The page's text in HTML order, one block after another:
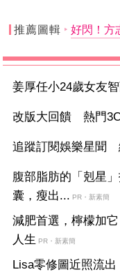
推薦圖輯 好閃！方
姜厚任小24歲女友
改版大回饋 熱門
追蹤訂閱娛樂星聞
腹部脂肪的「剋星
囊，瘦出... PR・新素簡
減肥首選，檸檬加
人生 PR・新素簡
Lisa零修圖近照流